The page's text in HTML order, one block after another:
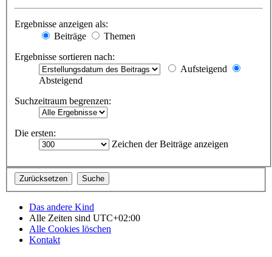
Ergebnisse anzeigen als:
Beiträge
Themen
Ergebnisse sortieren nach:
Aufsteigend
Absteigend
Suchzeitraum begrenzen:
Die ersten:
Zeichen der Beiträge anzeigen
Das andere Kind
Alle Zeiten sind UTC+02:00
Alle Cookies löschen
Kontakt